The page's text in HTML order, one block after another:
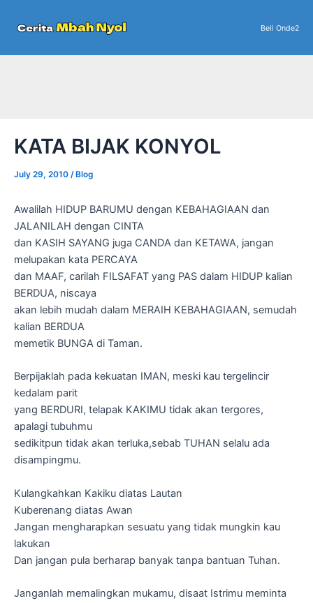
Beli Onde2
KATA BIJAK KONYOL
July 29, 2010 /Blog
Awalilah HIDUP BARUMU dengan KEBAHAGIAAN dan
JALANILAH dengan CINTA
dan KASIH SAYANG juga CANDA dan KETAWA, jangan
melupakan kata PERCAYA
dan MAAF, carilah FILSAFAT yang PAS dalam HIDUP kalian
BERDUA, niscaya
akan lebih mudah dalam MERAIH KEBAHAGIAAN, semudah
kalian BERDUA
memetik BUNGA di Taman.
Berpijaklah pada kekuatan IMAN, meski kau tergelincir
kedalam parit
yang BERDURI, telapak KAKIMU tidak akan tergores,
apalagi tubuhmu
sedikitpun tidak akan terluka,sebab TUHAN selalu ada
disampingmu.
Kulangkahkan Kakiku diatas Lautan
Kuberenang diatas Awan
Jangan mengharapkan sesuatu yang tidak mungkin kau
lakukan
Dan jangan pula berharap banyak tanpa bantuan Tuhan.
Janganlah memalingkan mukamu, disaat Istrimu meminta